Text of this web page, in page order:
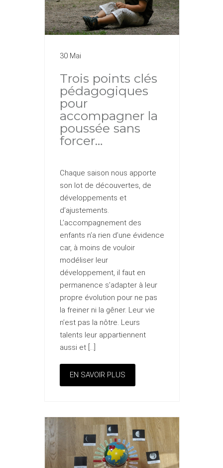
30 Mai
Trois points clés
pédagogiques
pour
accompagner la
poussée sans
forcer…
Chaque saison nous apporte
son lot de découvertes, de
développements et
d’ajustements.
L’accompagnement des
enfants n’a rien d’une évidence
car, à moins de vouloir
modéliser leur
développement, il faut en
permanence s’adapter à leur
propre évolution pour ne pas
la freiner ni la gêner. Leur vie
n’est pas la nôtre. Leurs
talents leur appartiennent
aussi et […]
EN SAVOIR PLUS